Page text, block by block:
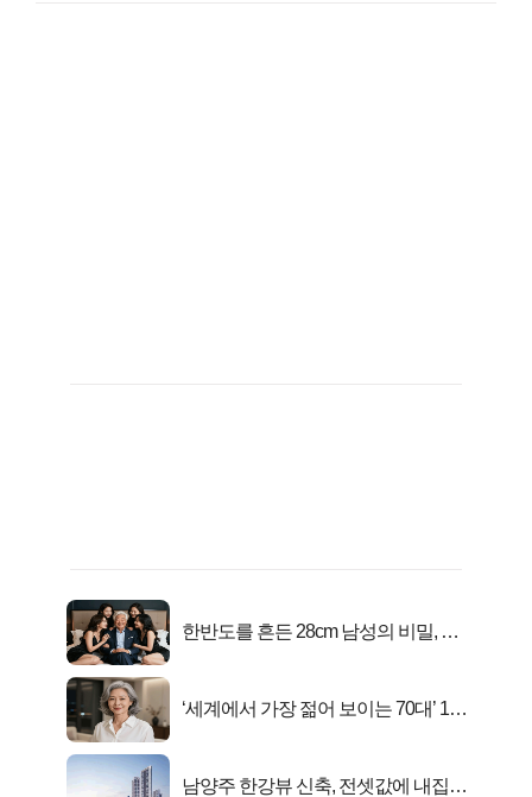
한반도를 흔든 28cm 남성의 비밀, 매
‘세계에서 가장 젊어 보이는 70대’ 1위
남양주 한강뷰 신축, 전셋값에 내집마